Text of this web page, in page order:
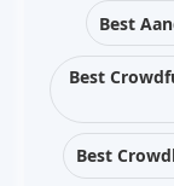
Best
Best
Best